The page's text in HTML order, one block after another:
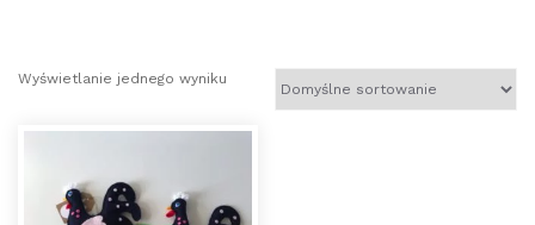
Wyświetlanie jednego wyniku